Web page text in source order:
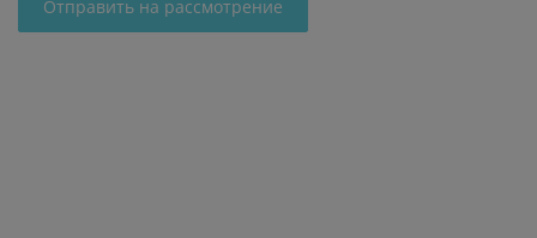
Отправить на рассмотрение